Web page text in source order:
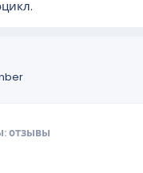
просвет – один из самых
отзывы